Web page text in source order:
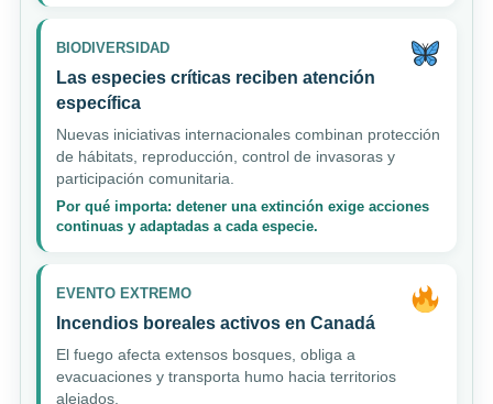
BIODIVERSIDAD
Las especies críticas reciben atención
específica
Nuevas iniciativas internacionales combinan protección
de hábitats, reproducción, control de invasoras y
participación comunitaria.
Por qué importa: detener una extinción exige acciones
continuas y adaptadas a cada especie.
EVENTO EXTREMO
Incendios boreales activos en Canadá
El fuego afecta extensos bosques, obliga a
evacuaciones y transporta humo hacia territorios
alejados.